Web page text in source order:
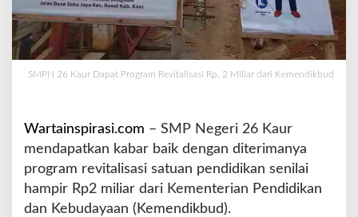
m
R
e
v
i
l
s
a
s
i
SMPN 26 Kaur Dapat Program Revitalisasi Rp. 2 Miliar dari Kemendikbud
Wartainspirasi.com – SMP Negeri 26 Kaur
mendapatkan kabar baik dengan diterimanya
program revitalisasi satuan pendidikan senilai
hampir Rp2 miliar dari Kementerian Pendidikan
dan Kebudayaan (Kemendikbud).